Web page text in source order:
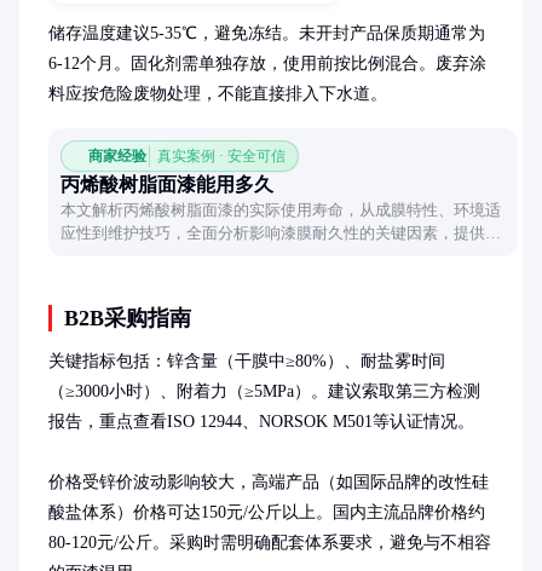
储存温度建议5-35℃，避免冻结。未开封产品保质期通常为
6-12个月。固化剂需单独存放，使用前按比例混合。废弃涂
料应按危险废物处理，不能直接排入下水道。
商家经验 真实案例 · 安全可信
丙烯酸树脂面漆能用多久
本文解析丙烯酸树脂面漆的实际使用寿命，从成膜特性、环境适
应性到维护技巧，全面分析影响漆膜耐久性的关键因素，提供延
B2B采购指南
关键指标包括：锌含量（干膜中≥80%）、耐盐雾时间
（≥3000小时）、附着力（≥5MPa）。建议索取第三方检测
报告，重点查看ISO 12944、NORSOK M501等认证情况。
价格受锌价波动影响较大，高端产品（如国际品牌的改性硅
酸盐体系）价格可达150元/公斤以上。国内主流品牌价格约
80-120元/公斤。采购时需明确配套体系要求，避免与不相容